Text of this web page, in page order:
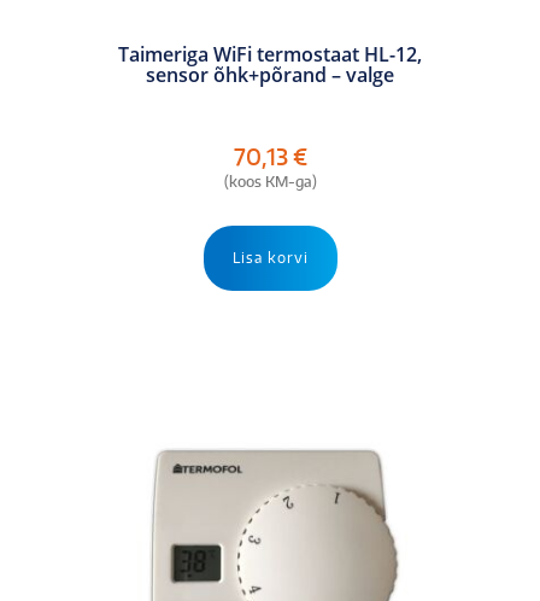
Taimeriga WiFi termostaat HL-12,
sensor õhk+põrand – valge
70,13€
(koos KM-ga)
Lisa korvi